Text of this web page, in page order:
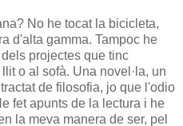
No he tocat la bicicleta,
d'alta gamma. Tampoc he
projectes que tinc
o al sofà. Una novel·la, un
de filosofia, jo que l'odio
fet apunts de la lectura i he
la meva manera de ser, pel